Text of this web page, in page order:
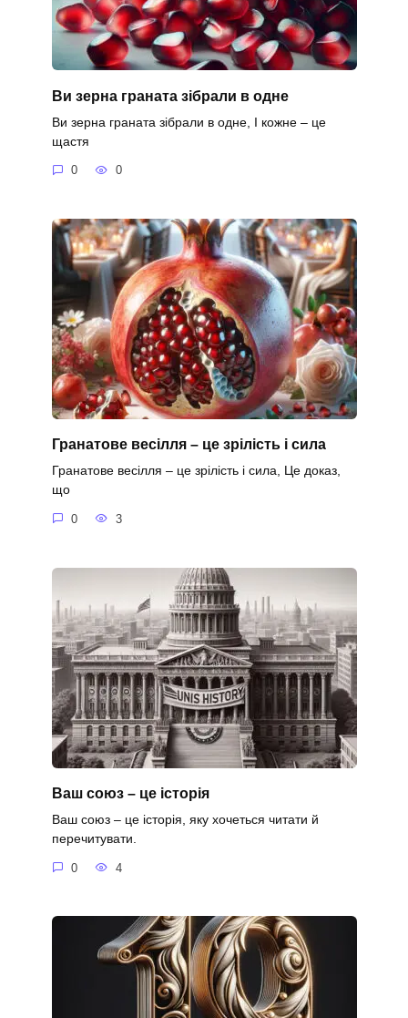
Ви зерна граната зібрали в одне
Ви зерна граната зібрали в одне, І кожне – це
щастя
0 0
Гранатове весілля – це зрілість і сила
Гранатове весілля – це зрілість і сила, Це доказ,
що
0 3
Ваш союз – це історія
Ваш союз – це історія, яку хочеться читати й
перечитувати.
0 4